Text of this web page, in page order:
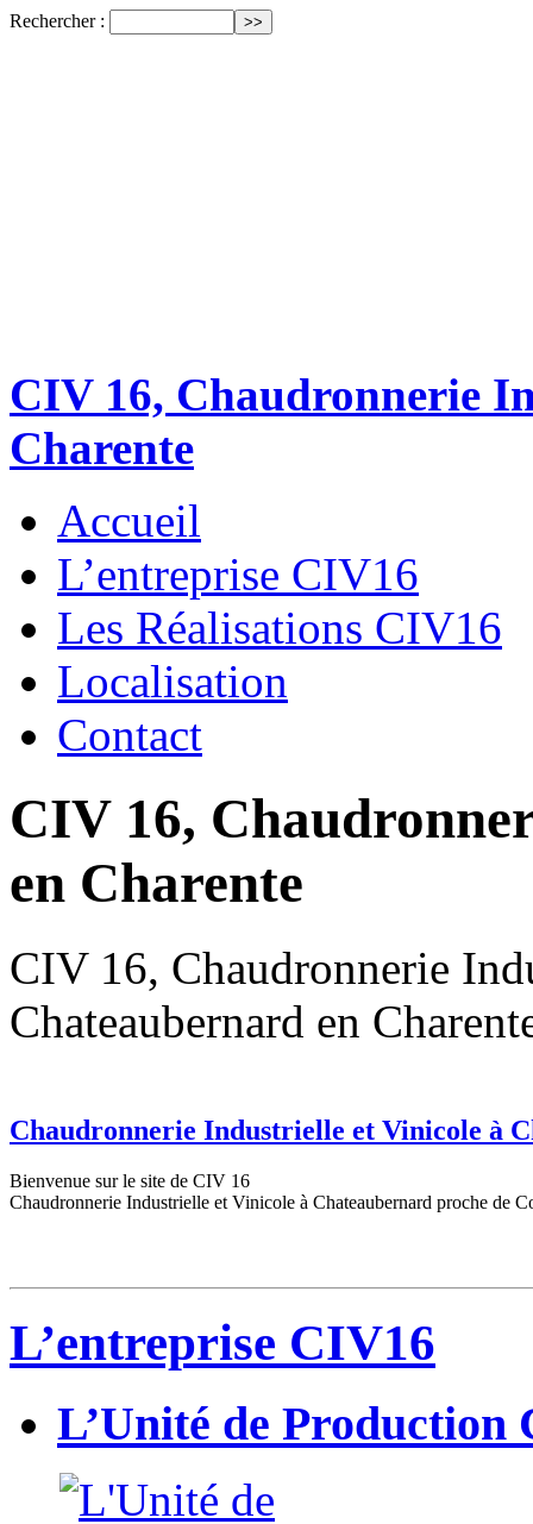
Rechercher :
CIV 16, Chaudronnerie
Charente
Accueil
L’entreprise CIV16
Les Réalisations CIV16
Localisation
Contact
CIV 16,
en Charente
CIV 16, Chaudronnerie
Chateaubernard en
Chaudronnerie Industrielle et Vinicole à
Bienvenue sur le site de CIV 16
Chaudronnerie Industrielle et Vinicole à Chateaubernard proche de
L’entreprise CIV16
L’Unité de Production